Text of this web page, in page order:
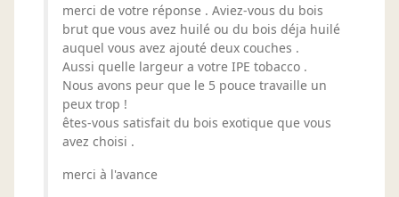
merci de votre réponse . Aviez-vous du bois
brut que vous avez huilé ou du bois déja huilé
auquel vous avez ajouté deux couches .
Aussi quelle largeur a votre IPE tobacco .
Nous avons peur que le 5 pouce travaille un
peux trop !
êtes-vous satisfait du bois exotique que vous
avez choisi .
merci à l'avance